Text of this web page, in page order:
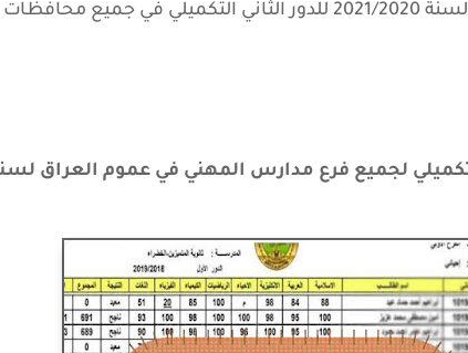
محافظات العراق
لجميع فرع مدارس المهني في عموم العراق لسنة 2020 -